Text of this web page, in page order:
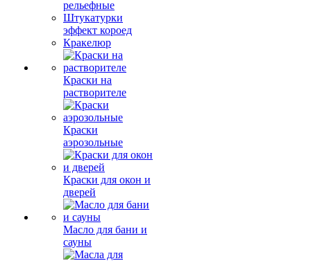
рельефные
Штукатурки
эффект короед
Кракелюр
Краски на
растворителе
Краски
аэрозольные
Краски для окон и
дверей
Масло для бани и
сауны